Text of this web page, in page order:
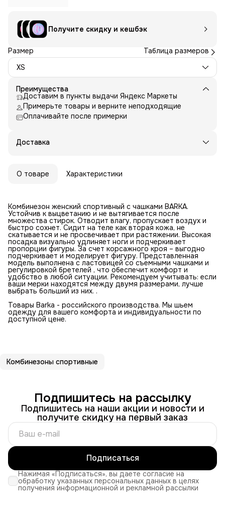
Получите скидку и кешбэк
Размер
Таблица размеров
XS
Преимущества
Доставим в пункты выдачи Яндекс Маркеты
Примерьте товары и верните неподходящие
Оплачивайте после примерки
Доставка
О товаре Характеристики
Комбинезон женский спортивный с чашками BARKA.
Устойчив к выцветанию и не вытягивается после
множества стирок. Отводит влагу, пропускает воздух и
быстро сохнет. Сидит на теле как вторая кожа, не
скатывается и не просвечивает при растяжении. Высокая
посадка визуально удлиняет ноги и подчеркивает
пропорции фигуры. За счет корсажного кроя – выгодно
подчеркивает и моделирует фигуру. Представленная
модель выполнена с ластовицей со съемными чашками и
регулировкой бретелей , что обеспечит комфорт и
удобство в любой ситуации. Рекомендуем учитывать: если
ваши мерки находятся между двумя размерами, лучше
выбрать больший из них. .
Товары Barka - российского производства. Мы шьем
одежду для вашего комфорта и индивидуальности по
доступной цене.
Комбинезоны спортивные
Подпишитесь на рассылку
Подпишитесь на наши акции и новости и
получите скидку на первый заказ
Подписаться
Нажимая «Подписаться», вы даете согласие на
обработку указанных персональных данных в целях
получения информационной и рекламной рассылки